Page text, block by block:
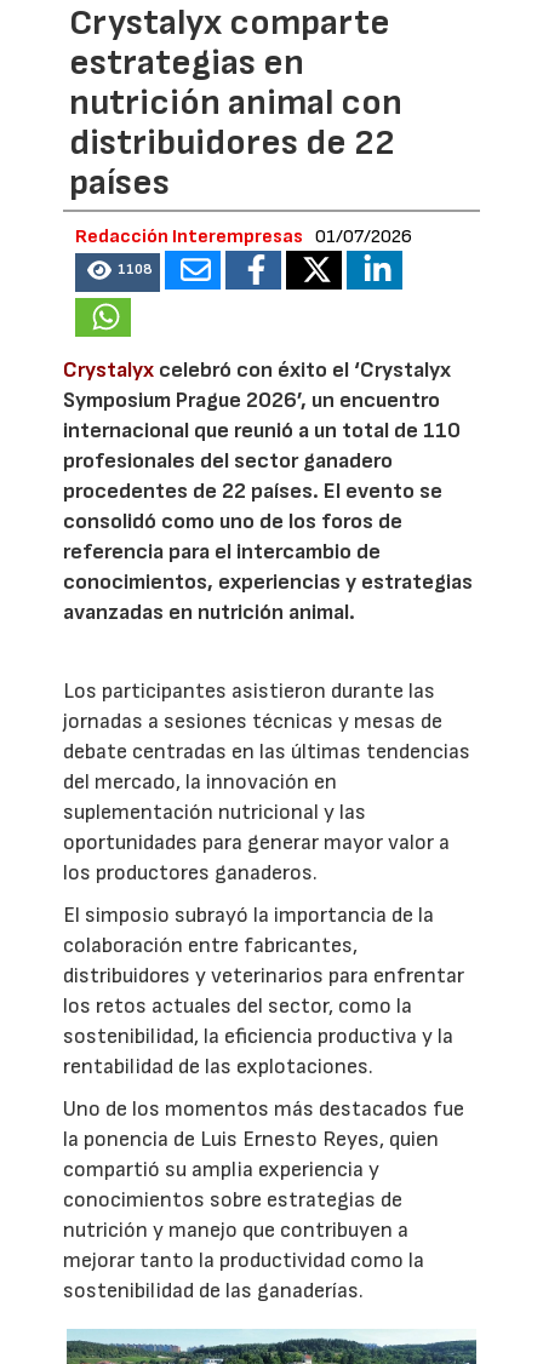
Crystalyx comparte
estrategias en
nutrición animal con
distribuidores de 22
países
Redacción Interempresas 01/07/2026
1108
Crystalyx celebró con éxito el ‘Crystalyx
Symposium Prague 2026’, un encuentro
internacional que reunió a un total de 110
profesionales del sector ganadero
procedentes de 22 países. El evento se
consolidó como uno de los foros de
referencia para el intercambio de
conocimientos, experiencias y estrategias
avanzadas en nutrición animal.
Los participantes asistieron durante las
jornadas a sesiones técnicas y mesas de
debate centradas en las últimas tendencias
del mercado, la innovación en
suplementación nutricional y las
oportunidades para generar mayor valor a
los productores ganaderos.
El simposio subrayó la importancia de la
colaboración entre fabricantes,
distribuidores y veterinarios para enfrentar
los retos actuales del sector, como la
sostenibilidad, la eficiencia productiva y la
rentabilidad de las explotaciones.
Uno de los momentos más destacados fue
la ponencia de Luis Ernesto Reyes, quien
compartió su amplia experiencia y
conocimientos sobre estrategias de
nutrición y manejo que contribuyen a
mejorar tanto la productividad como la
sostenibilidad de las ganaderías.